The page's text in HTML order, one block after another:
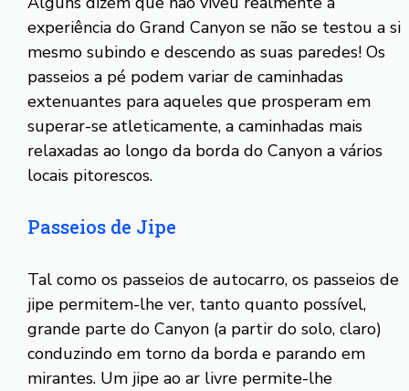
experiência do Grand Canyon se não se testou a si
mesmo subindo e descendo as suas paredes! Os
passeios a pé podem variar de caminhadas
extenuantes para aqueles que prosperam em
superar-se atleticamente, a caminhadas mais
relaxadas ao longo da borda do Canyon a vários
locais pitorescos.
Passeios de Jipe
Tal como os passeios de autocarro, os passeios de
jipe permitem-lhe ver, tanto quanto possível,
grande parte do Canyon (a partir do solo, claro)
conduzindo em torno da borda e parando em
mirantes. Um jipe ao ar livre permite-lhe